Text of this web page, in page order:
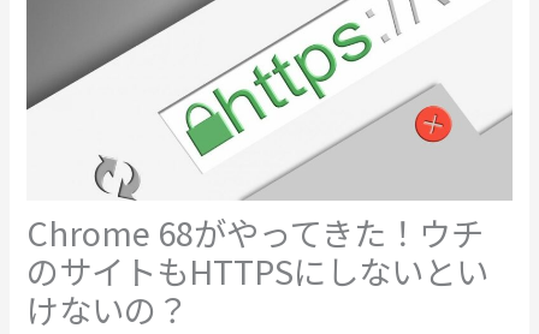
Chrome 68がやってきた！ウチ
のサイトもHTTPSにしないとい
けないの？